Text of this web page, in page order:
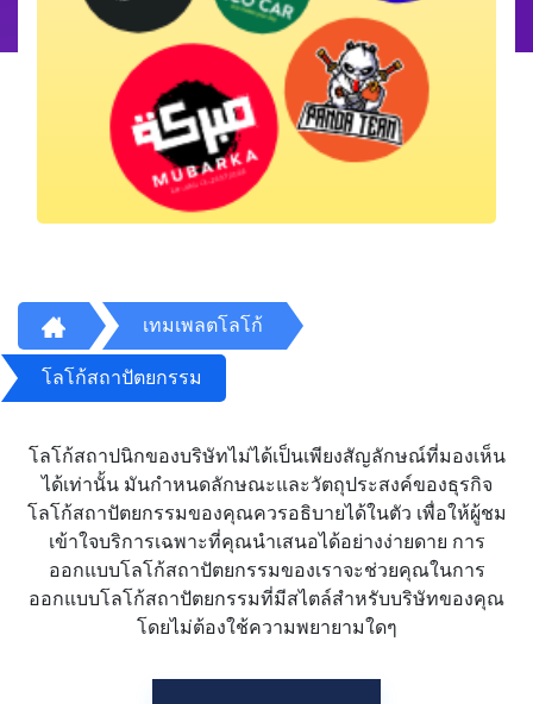
เทมเพลตโลโก้
โลโก้สถาปัตยกรรม
โลโก้สถาปนิกของบริษัทไม่ได้เป็นเพียงสัญลักษณ์ที่มองเห็น
ได้เท่านั้น มันกำหนดลักษณะและวัตถุประสงค์ของธุรกิจ
โลโก้สถาปัตยกรรมของคุณควรอธิบายได้ในตัว เพื่อให้ผู้ชม
เข้าใจบริการเฉพาะที่คุณนำเสนอได้อย่างง่ายดาย การ
ออกแบบโลโก้สถาปัตยกรรมของเราจะช่วยคุณในการ
ออกแบบโลโก้สถาปัตยกรรมที่มีสไตล์สำหรับบริษัทของคุณ
โดยไม่ต้องใช้ความพยายามใดๆ